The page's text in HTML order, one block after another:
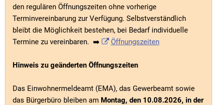
den regulären Öffnungszeiten ohne vorherige
Terminvereinbarung zur Verfügung. Selbstverständlich
bleibt die Möglichkeit bestehen, bei Bedarf individuelle
Termine zu vereinbaren. ➡️
Öffnungszeiten
Hinweis zu geänderten Öffnungszeiten
Das Einwohnermeldeamt (EMA), das Gewerbeamt sowie
das Bürgerbüro bleiben am Montag, den 10.08.2026, in der